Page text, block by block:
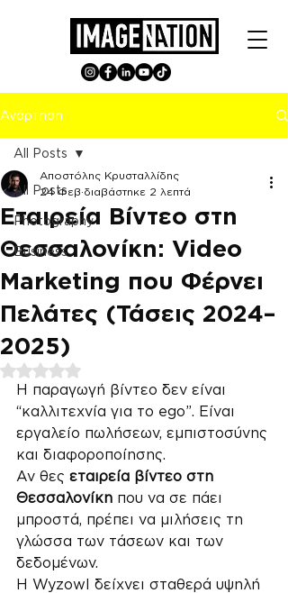
Ανάρτηση
All Posts
Photography
Business
All Posts
Εταιρεία Βίντεο στη
Θεσσαλονίκη: Video
Marketing που Φέρνει
Πελάτες (Τάσεις 2024–
2025)
Αποστόλης Κρυσταλλίδης
24 Φεβ διαβάστηκε 2 λεπτά
Βαθμολογήθηκε με NaN από 5 αστέρια.
Η παραγωγή βίντεο δεν είναι
“καλλιτεχνία για το ego”. Είναι
εργαλείο πωλήσεων, εμπιστοσύνης
και διαφοροποίησης.
Αν θες εταιρεία βίντεο στη
Θεσσαλονίκη που να σε πάει
μπροστά, πρέπει να μιλήσεις τη
γλώσσα των τάσεων και των
δεδομένων.
Η Wyzowl δείχνει σταθερά υψηλή